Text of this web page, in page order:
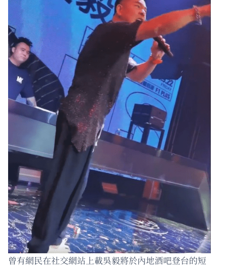
曾有網民在社交網站上載吳毅將於內地酒吧登台的短